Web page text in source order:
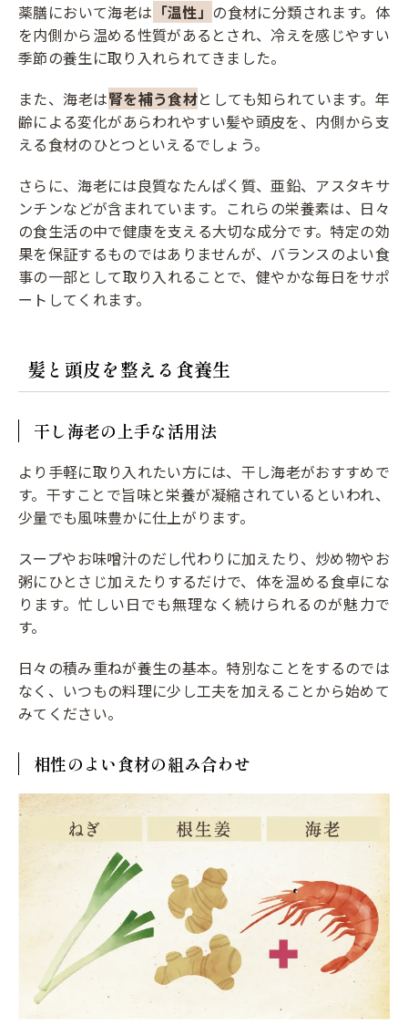
薬膳において海老は 「温性」 の食材に分類されます。体
を内側から温める性質があるとされ、冷えを感じやすい
季節の養生に取り入れられてきました。
また、海老は腎を補う食材としても知られています。年
齢による変化があらわれやすい髪や頭皮を、内側から支
える食材のひとつといえるでしょう。
さらに、海老には良質なたんぱく質、亜鉛、アスタキサ
ンチンなどが含まれています。これらの栄養素は、日々
の食生活の中で健康を支える大切な成分です。特定の効
果を保証するものではありませんが、バランスのよい食
事の一部として取り入れることで、健やかな毎日をサポ
ートしてくれます。
髪と頭皮を整える食養生
干し海老の上手な活用法
より手軽に取り入れたい方には、干し海老がおすすめで
す。干すことで旨味と栄養が凝縮されているといわれ、
少量でも風味豊かに仕上がります。
スープやお味噌汁のだし代わりに加えたり、炒め物やお
粥にひとさじ加えたりするだけで、体を温める食卓にな
ります。忙しい日でも無理なく続けられるのが魅力で
す。
日々の積み重ねが養生の基本。特別なことをするのでは
なく、いつもの料理に少し工夫を加えることから始めて
みてください。
相性のよい食材の組み合わせ